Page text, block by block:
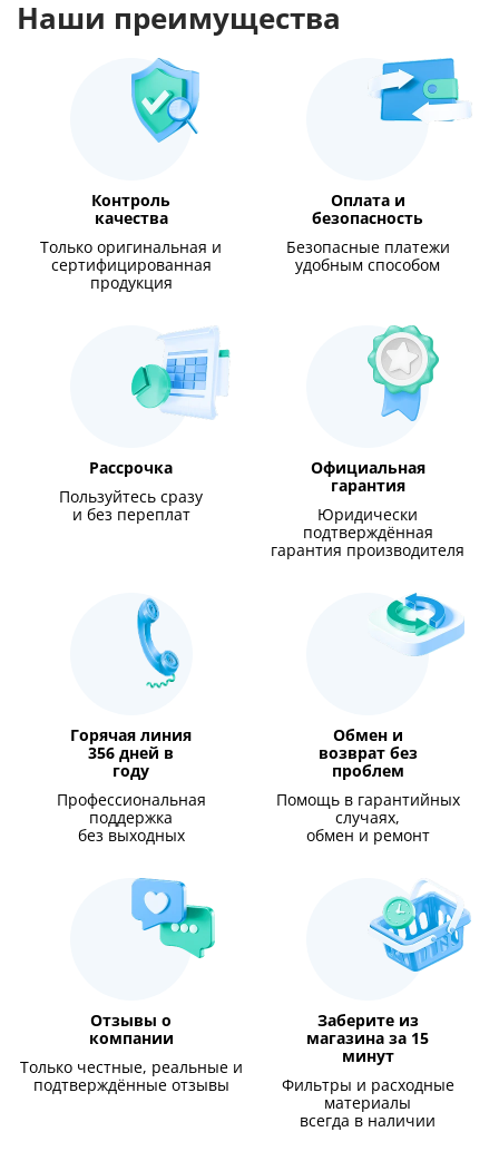
Наши преимущества
Контроль
качества
Только оригинальная и
сертифицированная
продукция
Оплата и
безопасность
Безопасные платежи
удобным способом
Рассрочка
Пользуйтесь сразу
и без переплат
Официальная
гарантия
Юридически
подтверждённая
гарантия производителя
Горячая линия
356 дней в
году
Профессиональная
поддержка
без выходных
Обмен и
возврат без
проблем
Помощь в гарантийных
случаях,
обмен и ремонт
Отзывы о
компании
Только честные, реальные и
подтверждённые отзывы
Заберите из
магазина за 15
минут
Фильтры и расходные
материалы
всегда в наличии